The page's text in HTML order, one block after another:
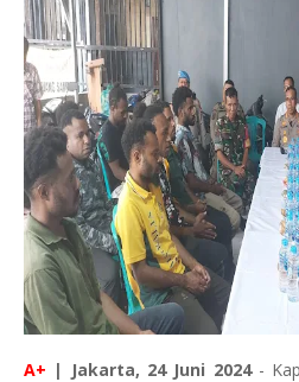
A+ | Jakarta, 24 Juni 2024-